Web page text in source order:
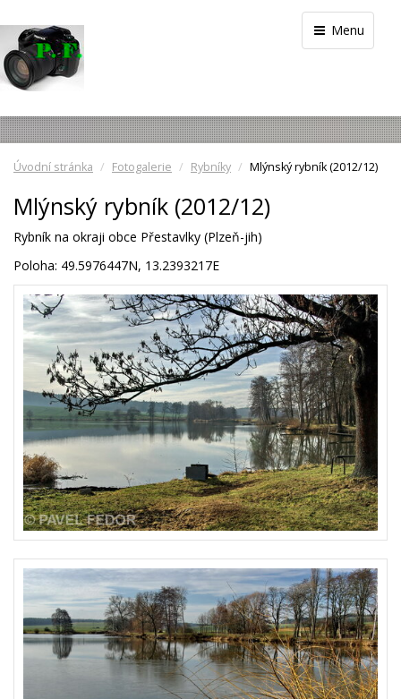
Menu
Úvodní stránka Fotogalerie Rybníky Mlýnský rybník (2012/12)
Mlýnský rybník (2012/12)
Rybník na okraji obce Přestavlky (Plzeň-jih)
Poloha: 49.5976447N, 13.2393217E